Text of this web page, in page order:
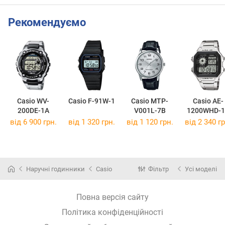
Рекомендуємо
Casio WV-
200DE-1A
Casio F-91W-1
Casio MTP-
V001L-7B
Casio AE-
1200WHD-
від 6 900 грн. від 1 320 грн. від 1 120 грн. від 2 340
Наручні годинники Casio Фільтр Усі моделі
Повна версія сайту
Політика конфіденційності